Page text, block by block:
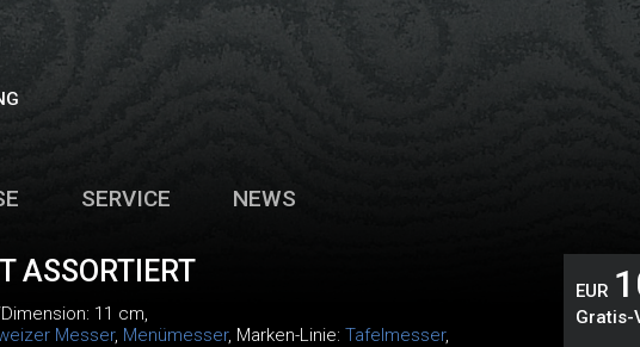
SERVICE NEWS
ASSORTIERT
11 cm,
Messer, Menümesser, Marken-Linie: Tafelmesser,
EUR
Gratis-